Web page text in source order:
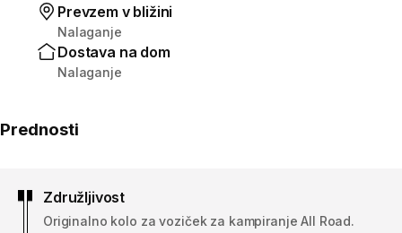
Prevzem v bližini
Nalaganje
Dostava na dom
Nalaganje
Prednosti
Združljivost
Originalno kolo za voziček za kampiranje All Road.